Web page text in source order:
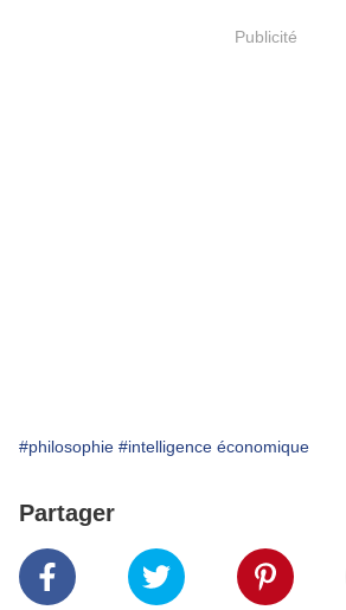
Publicité
#philosophie #intelligence économique
Partager